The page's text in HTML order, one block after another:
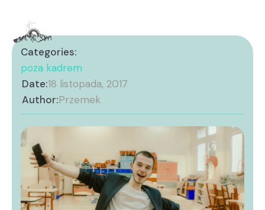
Categories:
poza kadrem
Date:18 listopada, 2017
Author:Przemek